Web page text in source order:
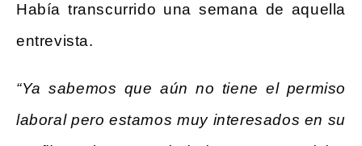
Había transcurrido una semana de aquella
entrevista.
“Ya sabemos que aún no tiene el permiso
laboral pero estamos muy interesados en su